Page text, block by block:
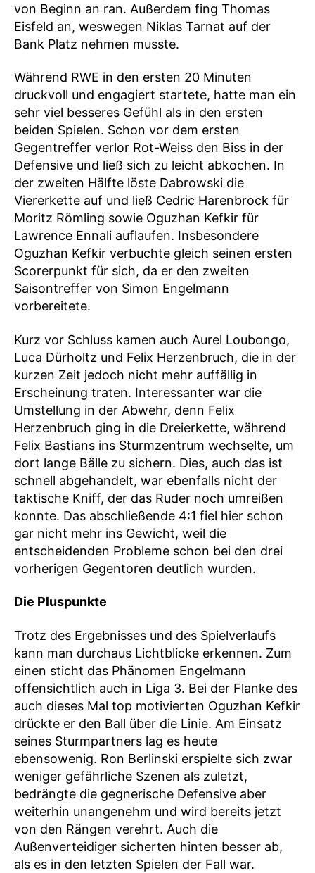
von Beginn an ran. Außerdem fing Thomas
Eisfeld an, weswegen Niklas Tarnat auf der
Bank Platz nehmen musste.
Während RWE in den ersten 20 Minuten
druckvoll und engagiert startete, hatte man ein
sehr viel besseres Gefühl als in den ersten
beiden Spielen. Schon vor dem ersten
Gegentreffer verlor Rot-Weiss den Biss in der
Defensive und ließ sich zu leicht abkochen. In
der zweiten Hälfte löste Dabrowski die
Viererkette auf und ließ Cedric Harenbrock für
Moritz Römling sowie Oguzhan Kefkir für
Lawrence Ennali auflaufen. Insbesondere
Oguzhan Kefkir verbuchte gleich seinen ersten
Scorerpunkt für sich, da er den zweiten
Saisontreffer von Simon Engelmann
vorbereitete.
Kurz vor Schluss kamen auch Aurel Loubongo,
Luca Dürholtz und Felix Herzenbruch, die in der
kurzen Zeit jedoch nicht mehr auffällig in
Erscheinung traten. Interessanter war die
Umstellung in der Abwehr, denn Felix
Herzenbruch ging in die Dreierkette, während
Felix Bastians ins Sturmzentrum wechselte, um
dort lange Bälle zu sichern. Dies, auch das ist
schnell abgehandelt, war ebenfalls nicht der
taktische Kniff, der das Ruder noch umreißen
konnte. Das abschließende 4:1 fiel hier schon
gar nicht mehr ins Gewicht, weil die
entscheidenden Probleme schon bei den drei
vorherigen Gegentoren deutlich wurden.
Die Pluspunkte
Trotz des Ergebnisses und des Spielverlaufs
kann man durchaus Lichtblicke erkennen. Zum
einen sticht das Phänomen Engelmann
offensichtlich auch in Liga 3. Bei der Flanke des
auch dieses Mal top motivierten Oguzhan Kefkir
drückte er den Ball über die Linie. Am Einsatz
seines Sturmpartners lag es heute
ebensowenig. Ron Berlinski erspielte sich zwar
weniger gefährliche Szenen als zuletzt,
bedrängte die gegnerische Defensive aber
weiterhin unangenehm und wird bereits jetzt
von den Rängen verehrt. Auch die
Außenverteidiger sicherten hinten besser ab,
als es in den letzten Spielen der Fall war.